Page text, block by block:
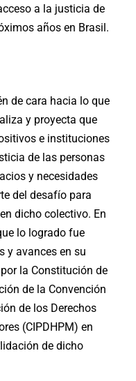
a la justicia de
años en Brasil.
de cara hacia lo que
y proyecta que
e instituciones
de las personas
y necesidades
del desafío para
dicho colectivo. En
lo logrado fue
y avances en su
la Constitución de
de la Convención
de los Derechos
(CIPDHPM) en
de dicho